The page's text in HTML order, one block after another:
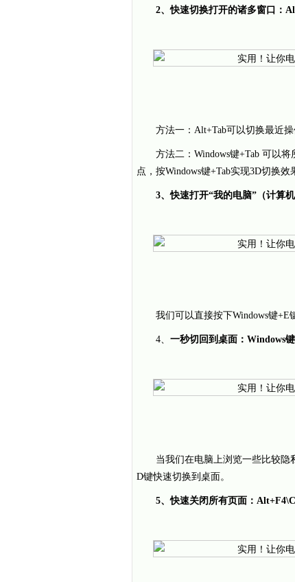
2、快速切换打开的诸多窗口：
方法一：Alt+Tab可以切换最近操
方法二：Windows键+Tab 可以
点，按Windows键+Tab实现3D切换效
3、快速打开“我的电脑”（计算
我们可以直接按下Windows键+E
4、 一秒切回到桌面：Windows
当我们在电脑上浏览一些比较隐
D键快速切换到桌面。
5、快速关闭所有页面：